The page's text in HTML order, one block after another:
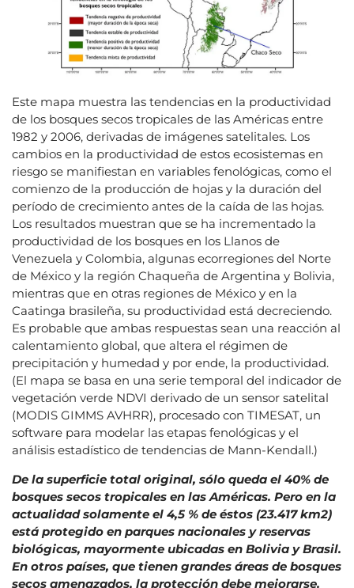
Este mapa muestra las tendencias en la productividad
de los bosques secos tropicales de las Américas entre
1982 y 2006, derivadas de imágenes satelitales. Los
cambios en la productividad de estos ecosistemas en
riesgo se manifiestan en variables fenológicas, como el
comienzo de la producción de hojas y la duración del
período de crecimiento antes de la caída de las hojas.
Los resultados muestran que se ha incrementado la
productividad de los bosques en los Llanos de
Venezuela y Colombia, algunas ecorregiones del Norte
de México y la región Chaqueña de Argentina y Bolivia,
mientras que en otras regiones de México y en la
Caatinga brasileña, su productividad está decreciendo.
Es probable que ambas respuestas sean una reacción al
calentamiento global, que altera el régimen de
precipitación y humedad y por ende, la productividad.
(El mapa se basa en una serie temporal del indicador de
vegetación verde NDVI derivado de un sensor satelital
(MODIS GIMMS AVHRR), procesado con TIMESAT, un
software para modelar las etapas fenológicas y el
análisis estadístico de tendencias de Mann-Kendall.)
De la superficie total original, sólo queda el 40% de
bosques secos tropicales en las Américas. Pero en la
actualidad solamente el 4,5 % de éstos (23.417 km2)
está protegido en parques nacionales y reservas
biológicas, mayormente ubicadas en Bolivia y Brasil.
En otros países, que tienen grandes áreas de bosques
secos amenazados, la protección debe mejorarse.